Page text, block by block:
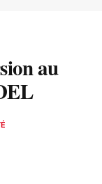
au